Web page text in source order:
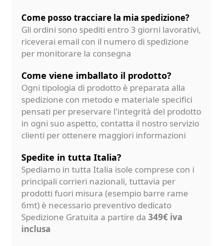
Come posso tracciare la mia spedizione?
Gli ordini sono spediti entro 3 giorni lavorativi,
riceverai email con il numero di spedizione
per monitorare la consegna
Come viene imballato il prodotto?
Ogni tipologia di prodotto è preparata alla
spedizione con metodo e materiale specifici
pensati per preservare l'integrità del prodotto
in ogni suo aspetto, contatta il nostro servizio
clienti per ottenere maggiori informazioni
Spedite in tutta Italia?
Spediamo in tutta Italia isole comprese con i
principali corrieri nazionali, tuttavia per
prodotti fuori misura (esempio barre rame
6mt) è necessario preventivo dedicato
Spedizione Gratuita a partire da 349€ iva
inclusa